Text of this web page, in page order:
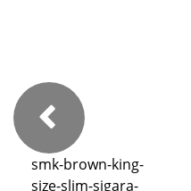
smk-brown-king-
size-slim-sigara-